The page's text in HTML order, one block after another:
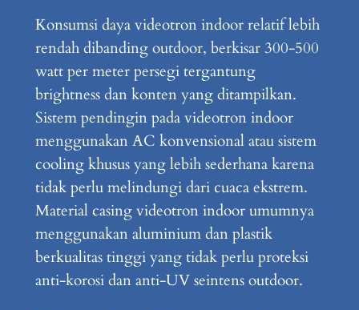
Konsumsi daya videotron indoor relatif lebih
rendah dibanding outdoor, berkisar 300-500
watt per meter persegi tergantung
brightness dan konten yang ditampilkan.
Sistem pendingin pada videotron indoor
menggunakan AC konvensional atau sistem
cooling khusus yang lebih sederhana karena
tidak perlu melindungi dari cuaca ekstrem.
Material casing videotron indoor umumnya
menggunakan aluminium dan plastik
berkualitas tinggi yang tidak perlu proteksi
anti-korosi dan anti-UV seintens outdoor.